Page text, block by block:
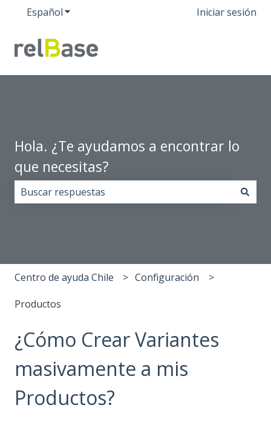
EspañolTraducciones de Mostrar submenú de
Iniciar sesión
Hola. ¿Te ayudamos a encontrar lo
que necesitas?
Centro de ayuda Chile Configuración
Productos
¿Cómo Crear Variantes
masivamente a mis
Productos?